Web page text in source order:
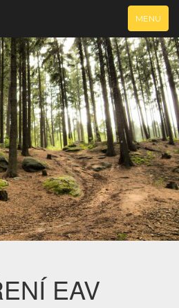
VYJÍŽDĚCÍ
NAVIGACE
MENU
EAV